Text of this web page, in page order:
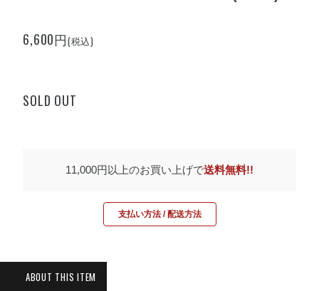
6,600円(税込)
SOLD OUT
11,000円以上のお買い上げで送料無料!!
支払い方法 / 配送方法